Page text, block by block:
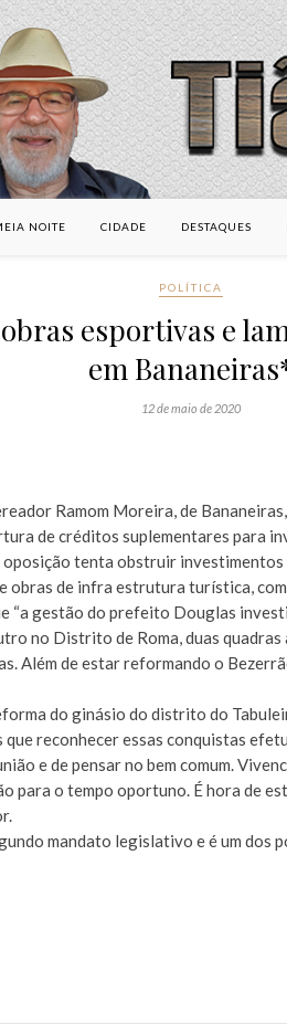
NOITE CIDADE DESTAQUES
POLÍTICA
esportivas e
em
12 de maio de 2020
Ramom Moreira, de
de créditos suplementares para
oposição tenta obstruir
obras de infra estrutura turística,
“a gestão do prefeito Douglas
no Distrito de Roma, duas
Além de estar reformando o
do ginásio do distrito do
reconhecer essas conquistas
e de pensar no bem comum.
para o tempo oportuno. É hora de
mandato legislativo e é um dos